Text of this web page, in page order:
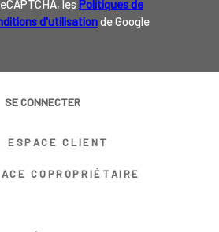
les Politiques de
d'utilisationde Google
SE CONNECTER
ESPACE CLIENT
COPROPRIÉTAIRE